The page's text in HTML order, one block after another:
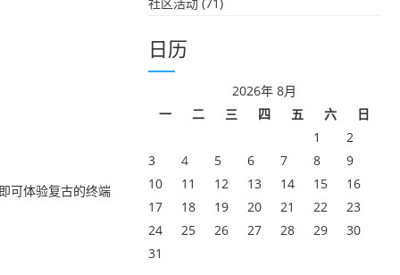
可体验复古的终端
日历
2026年 8月
一
二 三 四 五 六
日
1
2
3
4 5 6 7 8
9
10
11 12 13 14 15
16
17
18 19 20 21 22
23
24
25 26 27 28 29
30
31